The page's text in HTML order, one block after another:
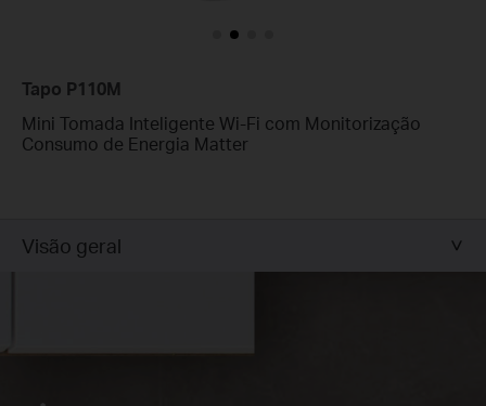
Tapo P110M
Mini Tomada Inteligente Wi-Fi com Monitorização
Consumo de Energia Matter
Visão geral